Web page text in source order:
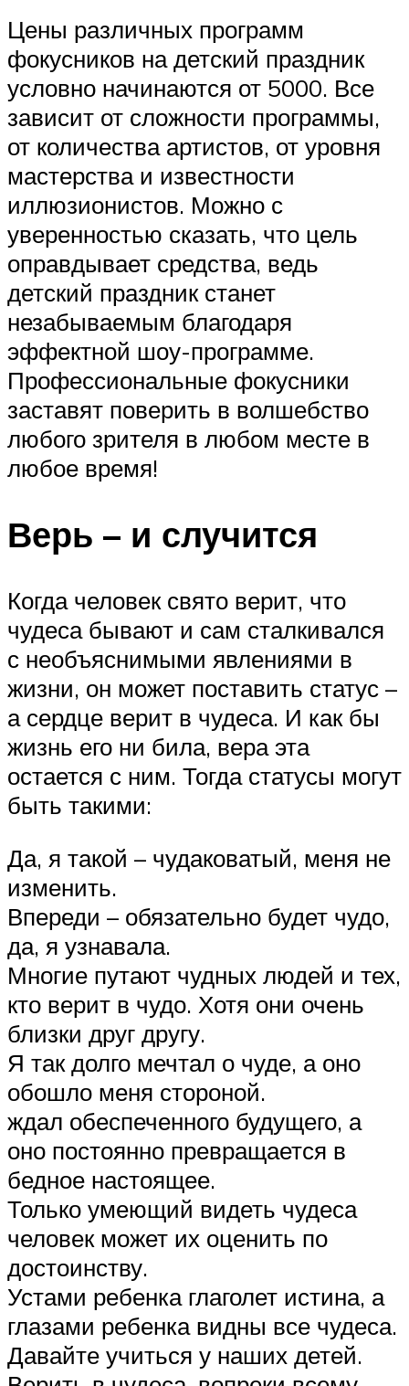
Цены различных программ
фокусников на детский праздник
условно начинаются от 5000. Все
зависит от сложности программы,
от количества артистов, от уровня
мастерства и известности
иллюзионистов. Можно с
уверенностью сказать, что цель
оправдывает средства, ведь
детский праздник станет
незабываемым благодаря
эффектной шоу-программе.
Профессиональные фокусники
заставят поверить в волшебство
любого зрителя в любом месте в
любое время!
Верь – и случится
Когда человек свято верит, что
чудеса бывают и сам сталкивался
с необъяснимыми явлениями в
жизни, он может поставить статус –
а сердце верит в чудеса. И как бы
жизнь его ни била, вера эта
остается с ним. Тогда статусы могут
быть такими:
Да, я такой – чудаковатый, меня не
изменить.
Впереди – обязательно будет чудо,
да, я узнавала.
Многие путают чудных людей и тех,
кто верит в чудо. Хотя они очень
близки друг другу.
Я так долго мечтал о чуде, а оно
обошло меня стороной.
ждал обеспеченного будущего, а
оно постоянно превращается в
бедное настоящее.
Только умеющий видеть чудеса
человек может их оценить по
достоинству.
Устами ребенка глаголет истина, а
глазами ребенка видны все чудеса.
Давайте учиться у наших детей.